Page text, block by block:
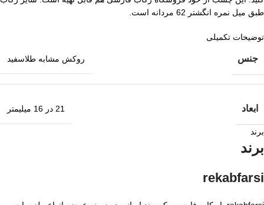
طبق میل نمره انگشتر 62 مردانه است.
توضیحات تکمیلی
جنس روکش مشابه طلاسفید
ابعاد 21 در 16 میلیمتر
برند
برند
rekabfarsi